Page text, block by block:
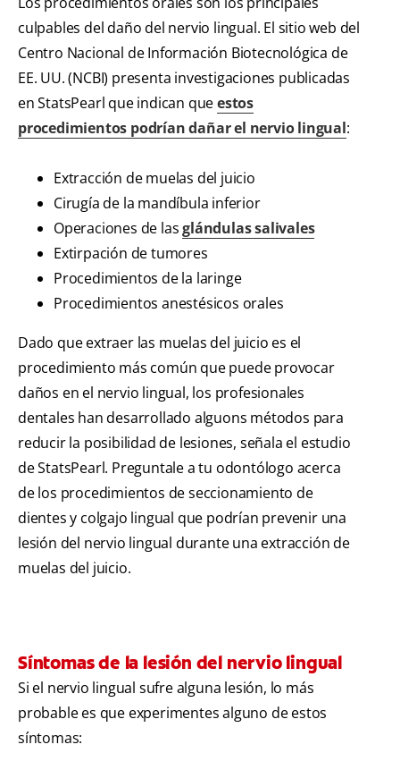
culpables del daño del nervio lingual. El sitio web del
Centro Nacional de Información Biotecnológica de
EE. UU. (NCBI) presenta investigaciones publicadas
en StatsPearl que indican queestos
procedimientos podrían dañar el nervio lingual:
Extracción de muelas del juicio
Cirugía de la mandíbula inferior
Operaciones de lasglándulas salivales
Extirpación de tumores
Procedimientos de la laringe
Procedimientos anestésicos orales
Dado que extraer las muelas del juicio es el
procedimiento más común que puede provocar
daños en el nervio lingual, los profesionales
dentales han desarrollado alguons métodos para
reducir la posibilidad de lesiones, señala el estudio
de StatsPearl. Preguntale a tu odontólogo acerca
de los procedimientos de seccionamiento de
dientes y colgajo lingual que podrían prevenir una
lesión del nervio lingual durante una extracción de
muelas del juicio.
Síntomas de la lesión del nervio lingual
Si el nervio lingual sufre alguna lesión, lo más
probable es que experimentes alguno de estos
síntomas: